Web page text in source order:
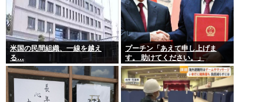
米国の民間組織、一線を越え
る…
プーチン「あえて申し上げま
す。 助けてください。」